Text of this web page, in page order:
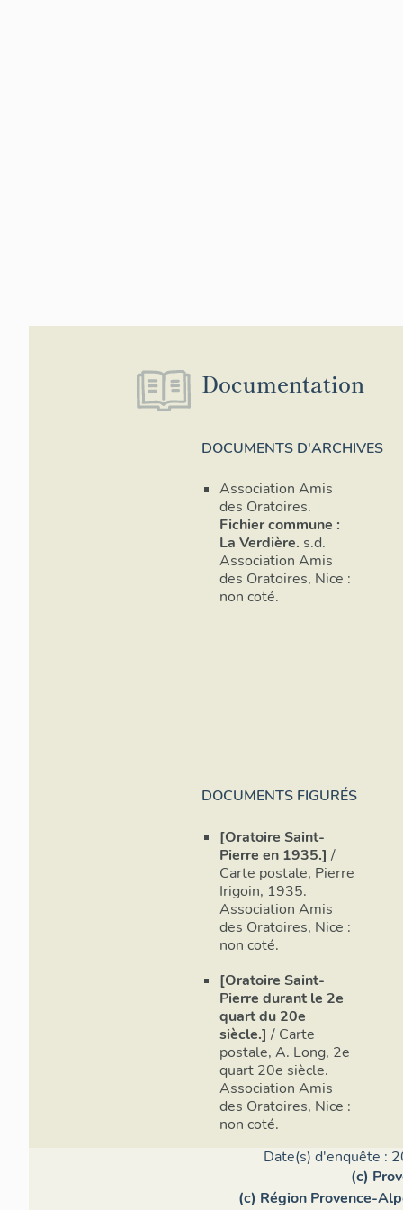
Documentation
DOCUMENTS D'ARCHIVES
Association Amis
des Oratoires.
Fichier commune :
La Verdière. s.d.
Association Amis
des Oratoires, Nice :
non coté.
DOCUMENTS FIGURÉS
[Oratoire Saint-
Pierre en 1935.] /
Carte postale, Pierre
Irigoin, 1935.
Association Amis
des Oratoires, Nice :
non coté.
[Oratoire Saint-
Pierre durant le 2e
quart du 20e
siècle.] / Carte
postale, A. Long, 2e
quart 20e siècle.
Association Amis
des Oratoires, Nice :
non coté.
Date(s) d'enquête :
(c)
(c) Région Provence-